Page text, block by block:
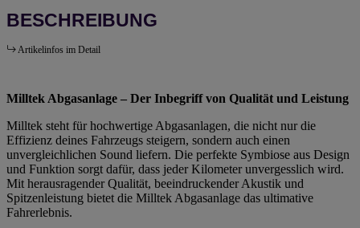
BESCHREIBUNG
Artikelinfos im Detail
Milltek Abgasanlage – Der Inbegriff von Qualität und Leistung
Milltek steht für hochwertige Abgasanlagen, die nicht nur die
Effizienz deines Fahrzeugs steigern, sondern auch einen
unvergleichlichen Sound liefern. Die perfekte Symbiose aus Design
und Funktion sorgt dafür, dass jeder Kilometer unvergesslich wird.
Mit herausragender Qualität, beeindruckender Akustik und
Spitzenleistung bietet die Milltek Abgasanlage das ultimative
Fahrerlebnis.